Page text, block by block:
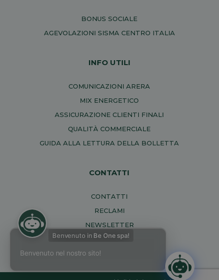
BONUS SOCIALE
AGEVOLAZIONI SISMA CENTRO ITALIA
INFO UTILI
COMUNICAZIONI ARERA
MIX ENERGETICO
ASSICURAZIONE CLIENTI FINALI
QUALITÀ COMMERCIALE
GUIDA ALLA LETTURA DELLA BOLLETTA
CONTATTI
CONTATTI
RECLAMI
NEWSLETTER
Benvenuto in Be One spa!
Benvenuto nel nostro sito!